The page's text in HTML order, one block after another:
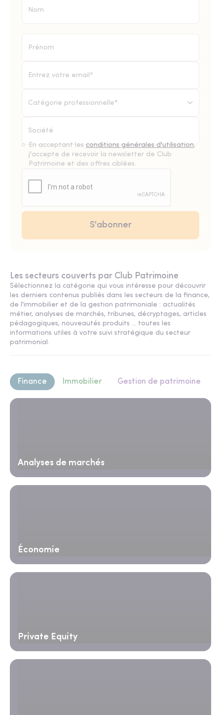
Catégorie professionnelle*
En acceptant les conditions générales d'utilisation,
j'accepte de recevoir la newsletter de Club
Patrimoine et des offres ciblées.
Les secteurs couverts par Club Patrimoine
Sélectionnez la catégorie qui vous intéresse pour découvrir
les derniers contenus publiés dans les secteurs de la finance,
de l'immobilier et de la gestion patrimoniale : actualités
métier, analyses de marchés, tribunes, décryptages, articles
pédagogiques, nouveautés produits ... toutes les
informations utiles à votre suivi stratégique du secteur
patrimonial.
Finance Immobilier Gestion de patrimoine
Analyses de marchés
Économie
Private Equity